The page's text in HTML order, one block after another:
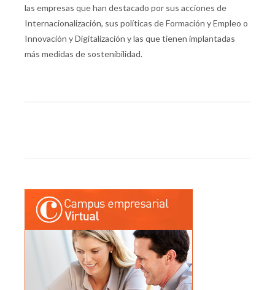
las empresas que han destacado por sus acciones de
Internacionalización, sus políticas de Formación y Empleo o
Innovación y Digitalización y las que tienen implantadas
más medidas de sostenibilidad.